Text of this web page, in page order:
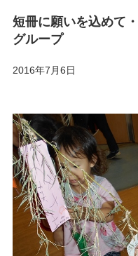
短冊に願いを込め
グループ
2016年7月6日